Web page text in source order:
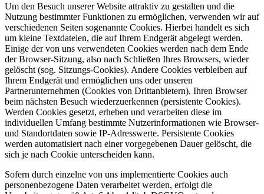
Um den Besuch unserer Website attraktiv zu gestalten und die
Nutzung bestimmter Funktionen zu ermöglichen, verwenden wir auf
verschiedenen Seiten sogenannte Cookies. Hierbei handelt es sich
um kleine Textdateien, die auf Ihrem Endgerät abgelegt werden.
Einige der von uns verwendeten Cookies werden nach dem Ende
der Browser-Sitzung, also nach Schließen Ihres Browsers, wieder
gelöscht (sog. Sitzungs-Cookies). Andere Cookies verbleiben auf
Ihrem Endgerät und ermöglichen uns oder unseren
Partnerunternehmen (Cookies von Drittanbietern), Ihren Browser
beim nächsten Besuch wiederzuerkennen (persistente Cookies).
Werden Cookies gesetzt, erheben und verarbeiten diese im
individuellen Umfang bestimmte Nutzerinformationen wie Browser-
und Standortdaten sowie IP-Adresswerte. Persistente Cookies
werden automatisiert nach einer vorgegebenen Dauer gelöscht, die
sich je nach Cookie unterscheiden kann.
Sofern durch einzelne von uns implementierte Cookies auch
personenbezogene Daten verarbeitet werden, erfolgt die